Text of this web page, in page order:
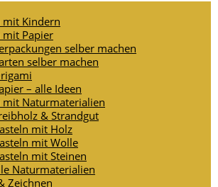
mit Kindern
mit Papier
selber machen
selber machen
– alle Ideen
mit Naturmaterialien
& Strandgut
mit Holz
mit Wolle
mit Steinen
Naturmaterialien
Zeichnen